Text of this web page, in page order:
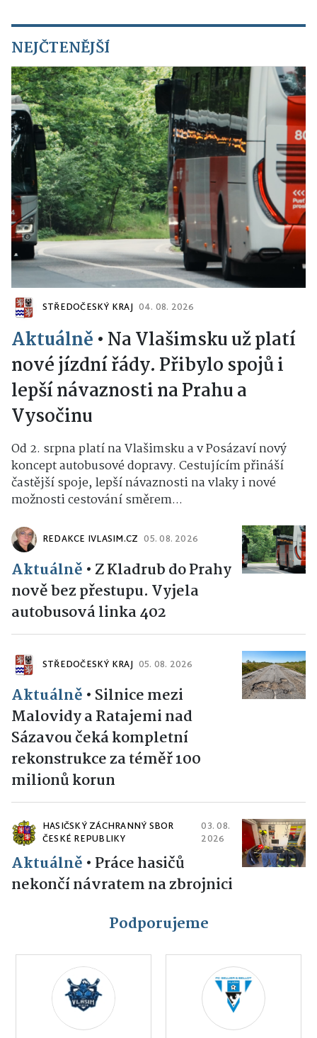
NEJČTENĚJŠÍ
STŘEDOČESKÝ KRAJ 04. 08. 2026
Aktuálně • Na Vlašimsku už platí
nové jízdní řády. Přibylo spojů i
lepší návaznosti na Prahu a
Vysočinu
Od 2. srpna platí na Vlašimsku a v Posázaví nový
koncept autobusové dopravy. Cestujícím přináší
častější spoje, lepší návaznosti na vlaky i nové
možnosti cestování směrem...
REDAKCE IVLASIM.CZ 05. 08. 2026
Aktuálně • Z Kladrub do Prahy
nově bez přestupu. Vyjela
autobusová linka 402
STŘEDOČESKÝ KRAJ 05. 08. 2026
Aktuálně • Silnice mezi
Malovidy a Ratajemi nad
Sázavou čeká kompletní
rekonstrukce za téměř 100
milionů korun
HASIČSKÝ ZÁCHRANNÝ SBOR
ČESKÉ REPUBLIKY
03. 08.
2026
Aktuálně • Práce hasičů
nekončí návratem na zbrojnici
Podporujeme